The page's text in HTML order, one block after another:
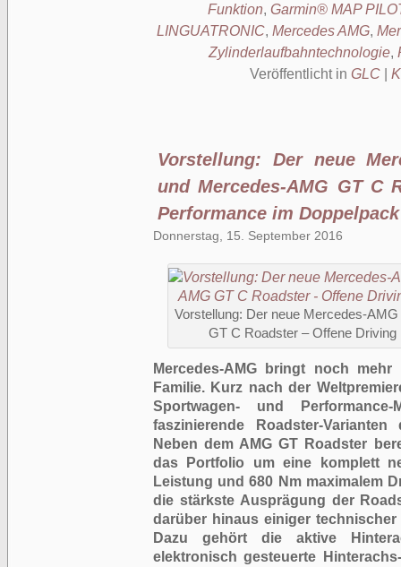
Funktion, Garmin® MAP
LINGUATRONIC, Mercedes AMG,
Zylinderlaufbahntechnologie,
Veröffentlicht in GLC
Vorstellung: Der neue
und Mercedes-AMG GT C
Performance im Doppelpack
Donnerstag, 15. September 2016
Vorstellung: Der neue Mercedes-
GT C Roadster – Offene
Mercedes-AMG bringt noch
Familie. Kurz nach der
Sportwagen- und
faszinierende Roadster-
Neben dem AMG GT Roadster
das Portfolio um eine komplett
Leistung und 680 Nm maximalem
die stärkste Ausprägung der
darüber hinaus einiger
Dazu gehört die aktive
elektronisch gesteuerte